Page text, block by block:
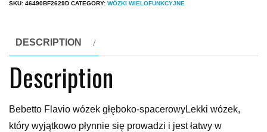
SKU: 46490BF2629D CATEGORY: WÓZKI WIELOFUNKCYJNE
DESCRIPTION
Description
Bebetto Flavio wózek głęboko-spacerowyLekki wózek,
który wyjątkowo płynnie się prowadzi i jest łatwy w